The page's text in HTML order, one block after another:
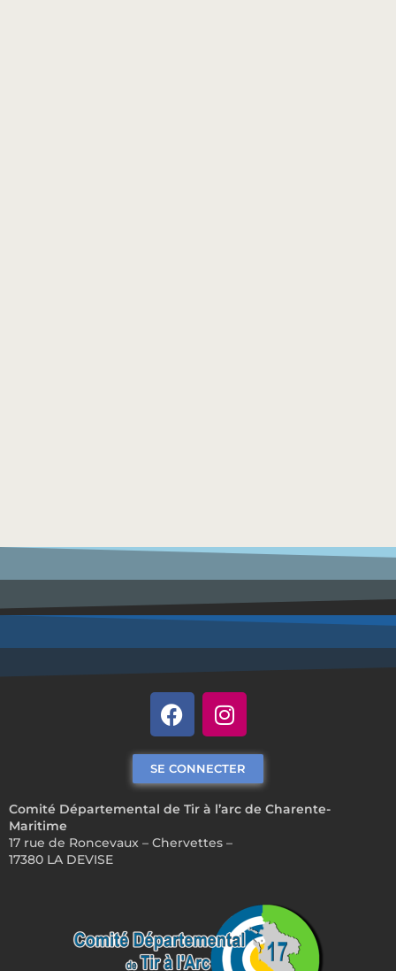
Comité Départemental de Tir à l’arc de Charente-
Maritime
17 rue de Roncevaux – Chervettes –
17380 LA DEVISE
SE CONNECTER